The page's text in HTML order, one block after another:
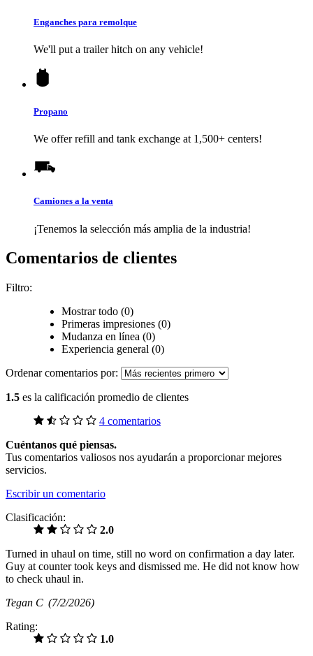
Enganches para remolque
We'll put a trailer hitch on any vehicle!
Propano
We offer refill and tank exchange at 1,500+ centers!
Camiones a la venta
¡Tenemos la selección más amplia de la industria!
Comentarios de clientes
Filtro:
Mostrar todo (0)
Primeras impresiones (0)
Mudanza en línea (0)
Experiencia general (0)
Ordenar comentarios por:
1.5 es la calificación promedio de clientes
4 comentarios
Cuéntanos qué piensas.
Tus comentarios valiosos nos ayudarán a proporcionar mejores
servicios.
Escribir un comentario
Clasificación:
2.0
Turned in uhaul on time, still no word on confirmation a day later.
Guy at counter took keys and dismissed me. He did not know how
to check uhaul in.
Tegan C (7/2/2026)
Rating:
1.0